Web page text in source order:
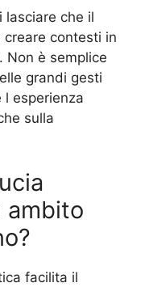
lasciare che il
contesti in
Non è semplice
grandi gesti
esperienza
sulla
ambito
facilita il